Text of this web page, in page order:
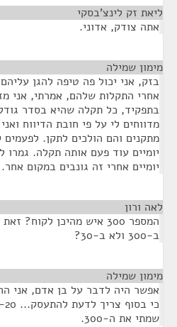
ליאת זק לינצ'בסקי
אתה צודק, אדוני.
מימון שמילה
בזק, אני יכול פה טיפה להגן
אחרי התקלות שלהם, אמרתי, אני
מדווחים לי על פי חובת הדיווח
מתקנים והם הולכים לתקן.
יומיים עוד פעם אותה תקלה.
יומיים אחרי זה גונבים במקום אחר.
לאה ורון
המספר 300 איש מהיכן
ב-300 ולא ב-30?
מימון שמילה
שמתי את ה-300.